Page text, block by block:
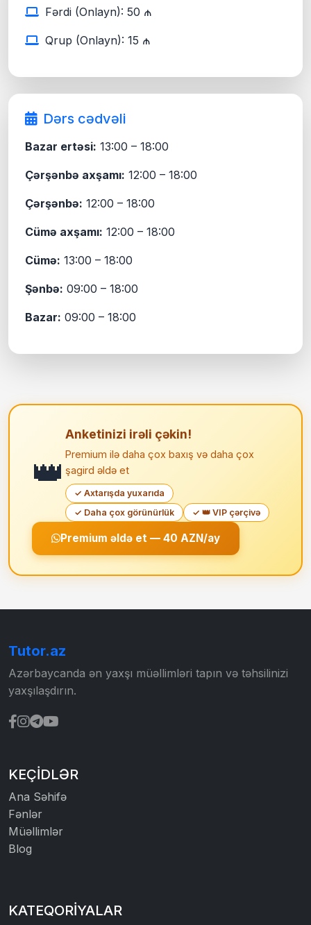
Fərdi (Onlayn): 50 ₼
Qrup (Onlayn): 15 ₼
Dərs cədvəli
Bazar ertəsi: 13:00 – 18:00
Çərşənbə axşamı: 12:00 – 18:00
Çərşənbə: 12:00 – 18:00
Cümə axşamı: 12:00 – 18:00
Cümə: 13:00 – 18:00
Şənbə: 09:00 – 18:00
Bazar: 09:00 – 18:00
👑
Anketinizi irəli çəkin!
Premium ilə daha çox baxış və daha çox
şagird əldə et
✓ Axtarışda yuxarıda
✓ Daha çox görünürlük
✓ 👑 VIP çərçivə
Premium əldə et — 40 AZN/ay
Tutor.az
Azərbaycanda ən yaxşı müəllimləri tapın və təhsilinizi
yaxşılaşdırın.
KEÇIDLƏR
Ana Səhifə
Fənlər
Müəllimlər
Blog
KATEQORIYALAR